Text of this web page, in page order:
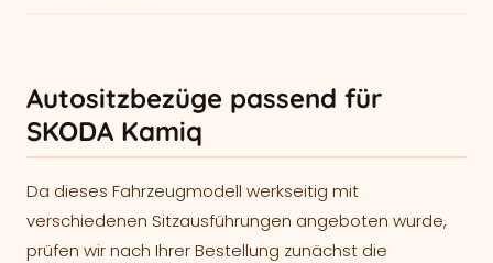
Autositzbezüge passend für
SKODA Kamiq
Da dieses Fahrzeugmodell werkseitig mit
verschiedenen Sitzausführungen angeboten wurde,
prüfen wir nach Ihrer Bestellung zunächst die